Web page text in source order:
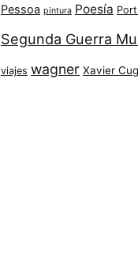
Pessoa pintura Poesía
Segunda Guerra
viajes wagner Xavier